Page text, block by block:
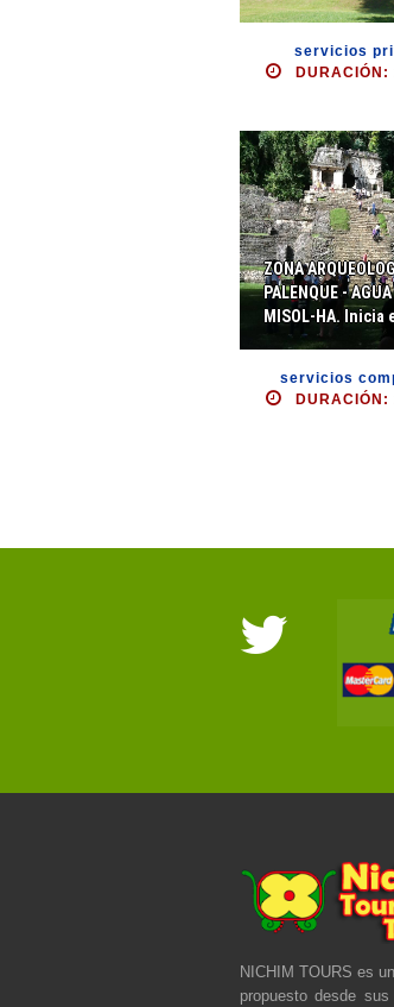
servicios
DURACIÓN:
ZONA
PALENQUE -
MISOL-HA. Inicia
servicios
DURACIÓN:
NICHIM TOURS es
propuesto desde